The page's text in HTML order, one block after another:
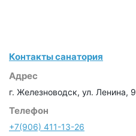
Контакты санатория
Адрес
г. Железноводск, ул. Ленина, 9
Телефон
+7(906) 411-13-26